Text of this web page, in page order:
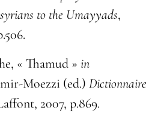
to the Umayyads,
« Thamud » in
Moezzi (ed.) Dictionnaire
2007, p.869.